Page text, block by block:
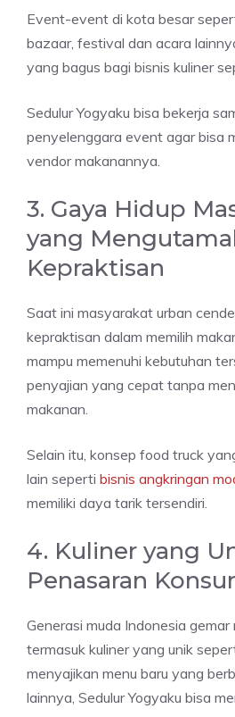
Event-event di kota besar
bazaar, festival dan acara
yang bagus bagi bisnis kuliner
Sedulur Yogyaku bisa bekerja
penyelenggara event agar bisa
vendor makanannya.
3. Gaya Hidup
yang
Kepraktisan
Saat ini masyarakat urban
kepraktisan dalam memilih
mampu memenuhi kebutuhan
penyajian yang cepat tanpa
makanan.
Selain itu, konsep food truck
lain seperti bisnis angkringan
memiliki daya tarik tersendiri.
4. Kuliner yang
Penasaran
Generasi muda Indonesia gemar
termasuk kuliner yang unik
menyajikan menu baru yang
lainnya, Sedulur Yogyaku bisa